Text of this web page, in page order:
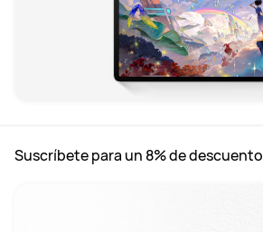
Suscríbete para un 8% de descuento